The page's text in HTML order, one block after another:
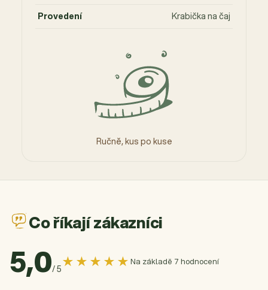
Ručně, kus po kuse
Provedení
Krabička na čaj
Co říkají zákazníci
5,0/ 5★★★★★Na základě 7 hodnocení